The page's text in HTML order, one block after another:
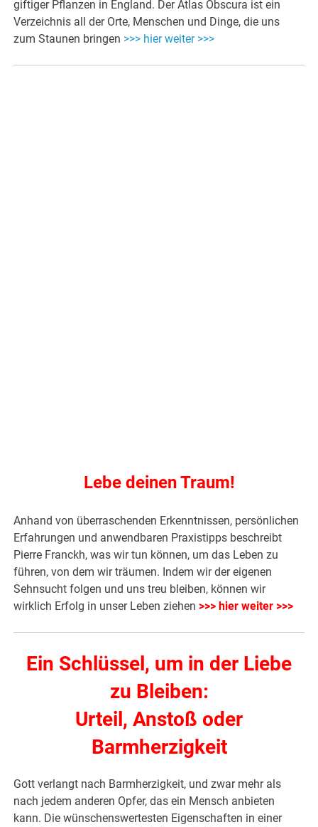
giftiger Pflanzen in England. Der Atlas Obscura ist ein
Verzeichnis all der Orte, Menschen und Dinge, die uns
zum Staunen bringen >>> hier weiter >>>
Lebe deinen Traum!
Anhand von überraschenden Erkenntnissen, persönlichen
Erfahrungen und anwendbaren Praxistipps beschreibt
Pierre Franckh, was wir tun können, um das Leben zu
führen, von dem wir träumen. Indem wir der eigenen
Sehnsucht folgen und uns treu bleiben, können wir
wirklich Erfolg in unser Leben ziehen >>> hier weiter >>>
Ein Schlüssel, um in der Liebe
zu Bleiben:
Urteil, Anstoß oder
Barmherzigkeit
Gott verlangt nach Barmherzigkeit, und zwar mehr als
nach jedem anderen Opfer, das ein Mensch anbieten
kann. Die wünschenswertesten Eigenschaften in einer